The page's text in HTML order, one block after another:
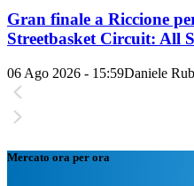
Gran finale a Riccione
Streetbasket Circuit: All
06 Ago 2026 - 15:59Daniele
Mercato ora per ora